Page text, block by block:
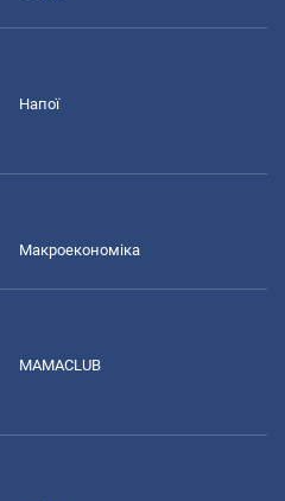
Напої
Макроекономіка
MAMACLUB